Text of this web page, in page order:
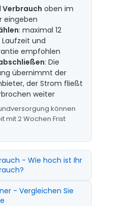
Verbrauch oben im
eingeben
: maximal 12
und
empfohlen
: Die
übernimmt der
der Strom fließt
weiter
können
mit 2 Wochen Frist
- Wie hoch ist Ihr
- Vergleichen Sie